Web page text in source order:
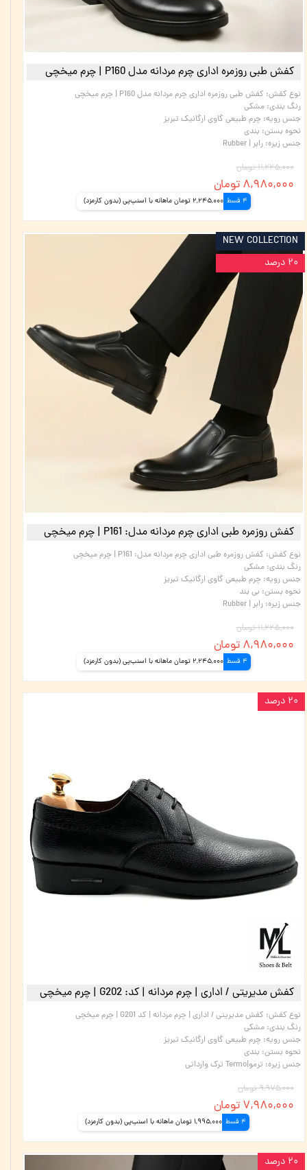
کفش طبی روزمره اداری چرم مردانه مدل P160 | چرم میخچی
نوع کفش: کفش طبی روزمره اداری چرم مردانه مدل P160 | چرم میخچی
رنگ بندی: مشکی
جنس رویه: چرم طبیعی گاوی ارگانیک تبریز
نحوه بستن: بندی
جنس زیره: رابر | Rubber
۱۱,۲۲۵,۰۰۰ تومان
۸,۹۸۰,۰۰۰ تومان
4 قسط 2,245,000 تومان ماهانه با اسنپ‌پی (بدون کارمزد)
کفش روزمره طبی اداری چرم مردانه مدل: P161 | چرم میخچی
نوع کفش: کفش روزمره طبی اداری چرم مردانه مدل: P161 | چرم میخچی
رنگ بندی: مشکی
جنس رویه: چرم طبیعی گاوی ارگانیک تبریز
نحوه بستن: بی بند
جنس زیره: رابر | Rubber
۱۱,۲۲۵,۰۰۰ تومان
۸,۹۸۰,۰۰۰ تومان
4 قسط 2,245,000 تومان ماهانه با اسنپ‌پی (بدون کارمزد)
NEW COLLECTION
۲۰ درصد
کفش مدیریتی / اداری | چرم مردانه | کد: G202 | چرم میخچی
نوع کفش: کفش مدیریتی / اداری | چرم مردانه | کد G201 | چرم میخچی
رنگ بندی: مشکی
جنس رویه: چرم طبیعی گاوی ارگانیک تبریز
نحوه بستن: بندی
جنس زیره: ترمو|Termo ترک وارداتی
۹,۹۷۵,۰۰۰ تومان
۷,۹۸۰,۰۰۰ تومان
4 قسط 1,995,000 تومان ماهانه با اسنپ‌پی (بدون کارمزد)
۲۰ درصد
۲۰ درصد